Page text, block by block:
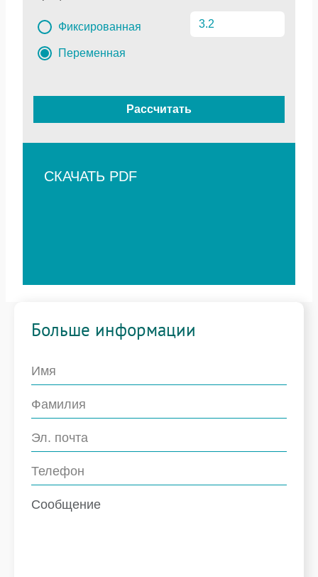
Фиксированная
Переменная
Рассчитать
СКАЧАТЬ PDF
Больше информации